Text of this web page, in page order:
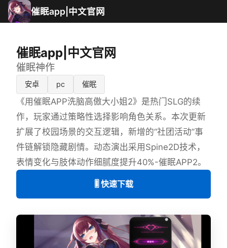
催眠app|中文官网
催眠app|中文官网
催眠神作
安卓 pc 催眠
《用催眠APP洗脑高傲大小姐2》是热门SLG的续
作，玩家通过策略性选择影响角色关系。本次更新
扩展了校园场景的交互逻辑，新增的“社团活动”事
件链解锁隐藏剧情。动态演出采用Spine2D技术，
表情变化与肢体动作细腻度提升40%-催眠APP2。
🎚️ 快速下载